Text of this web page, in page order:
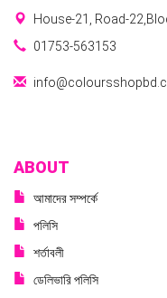
House-21, Road-
01753-563153
ABOUT
আমাদের সম্পর্কে
পলিসি
শর্তাবলী
ডেলিভারি পলিসি